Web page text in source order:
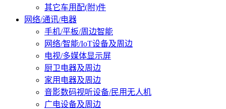
其它车用配(附)件
网络/通讯/电器
手机/平板/周边智能
网络/智能/IoT设备及周边
电视/多媒体显示屏
厨卫电器及周边
家用电器及周边
音影数码视听设备/民用无人机
广电设备及周边